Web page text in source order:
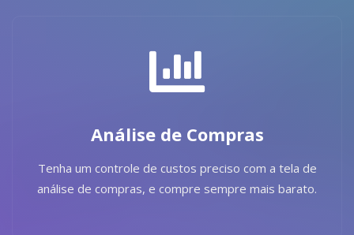
Análise de Compras
Tenha um controle de custos preciso com a tela de
análise de compras, e compre sempre mais barato.